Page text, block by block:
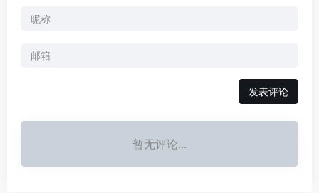
发表评论
暂无评论...